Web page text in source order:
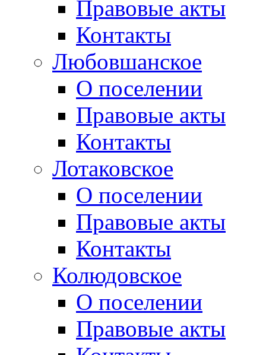
Правовые акты
Контакты
Любовшанское
О поселении
Правовые акты
Контакты
Лотаковское
О поселении
Правовые акты
Контакты
Колюдовское
О поселении
Правовые акты